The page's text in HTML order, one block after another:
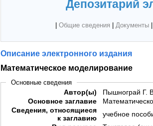
Депозитарий
Общие сведения Документы|
Описание электронного издания
Математическое моделирование
Основные сведения
Автор(ы)
Пышнограй Г.
Основное заглавие
Сведения, относящиеся
к заглавию
учебное